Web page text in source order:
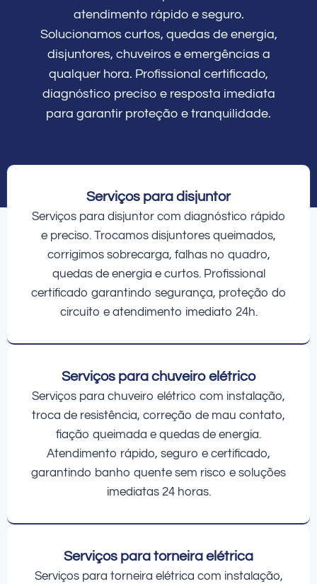
atendimento rápido e seguro.
Solucionamos curtos, quedas de energia,
disjuntores, chuveiros e emergências a
qualquer hora. Profissional certificado,
diagnóstico preciso e resposta imediata
para garantir proteção e tranquilidade.
Serviços para disjuntor
Serviços para disjuntor com diagnóstico rápido
e preciso. Trocamos disjuntores queimados,
corrigimos sobrecarga, falhas no quadro,
quedas de energia e curtos. Profissional
certificado garantindo segurança, proteção do
circuito e atendimento imediato 24h.
Serviços para chuveiro elétrico
Serviços para chuveiro elétrico com instalação,
troca de resistência, correção de mau contato,
fiação queimada e quedas de energia.
Atendimento rápido, seguro e certificado,
garantindo banho quente sem risco e soluções
imediatas 24 horas.
Serviços para torneira elétrica
Serviços para torneira elétrica com instalação,